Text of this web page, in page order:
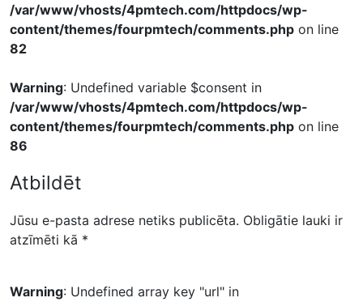
/var/www/vhosts/4pmtech.com/httpdocs/wp-
content/themes/fourpmtech/comments.php on line
82
Warning: Undefined variable $consent in
/var/www/vhosts/4pmtech.com/httpdocs/wp-
content/themes/fourpmtech/comments.php on line
86
Atbildēt
Jūsu e-pasta adrese netiks publicēta. Obligātie lauki ir
atzīmēti kā *
Warning: Undefined array key "url" in